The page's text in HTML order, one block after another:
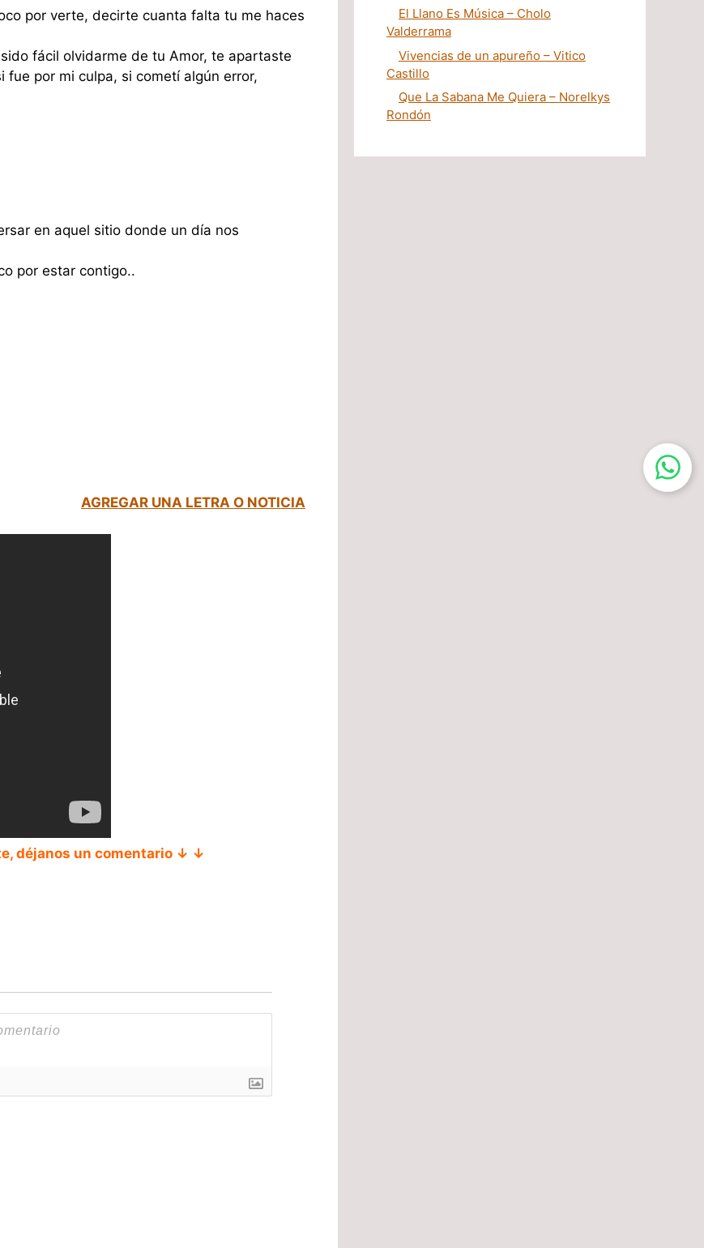
por verte, decirte cuanta falta tu me haces
fácil olvidarme de tu Amor, te apartaste
por mi culpa, si cometí algún error,
en aquel sitio donde un día nos
por estar contigo..
AGREGAR UNA LETRA O NOTICIA
déjanos un comentario ↓ ↓
El Llano Es Música – Cholo
Valderrama
Vivencias de un apureño – Vitico
Castillo
Que La Sabana Me Quiera – Norelkys
Rondón